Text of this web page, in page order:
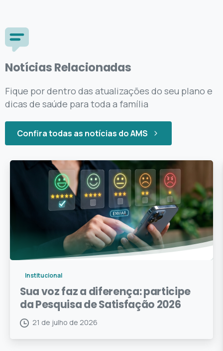
Notícias Relacionadas
Fique por dentro das atualizações do seu plano e
dicas de saúde para toda a família
Confira todas as notícias do AMS
Institucional
Sua voz faz a diferença: participe
da Pesquisa de Satisfação 2026
21 de julho de 2026